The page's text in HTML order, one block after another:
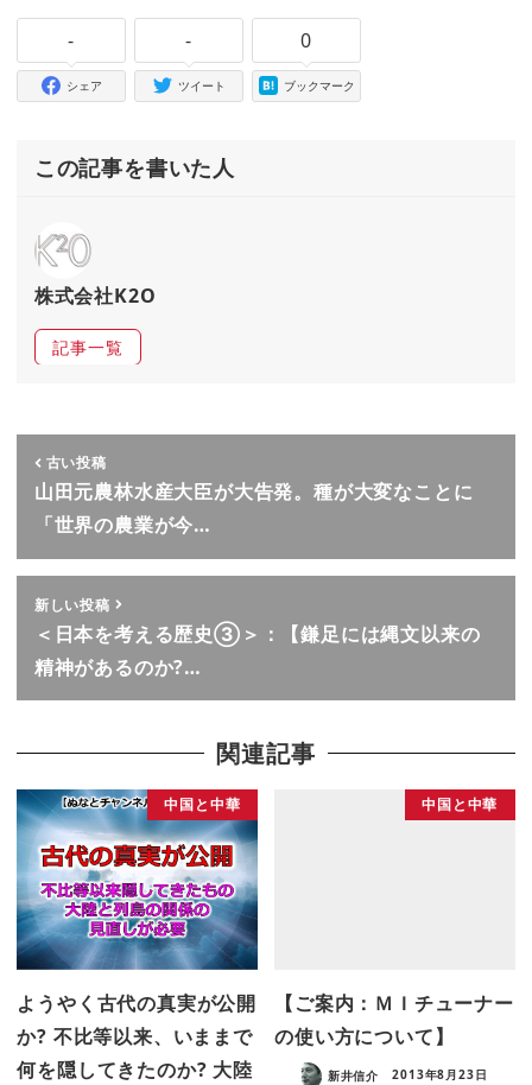
-
シェア
-
ツイート
0
ブックマーク
この記事を書いた人
株式会社K2O
記事一覧
古い投稿
山田元農林水産大臣が大告発。種が大変なことに
「世界の農業が今…
新しい投稿
＜日本を考える歴史③＞：【鎌足には縄文以来の
精神があるのか?…
関連記事
中国と中華
ようやく古代の真実が公開
か? 不比等以来、いままで
何を隠してきたのか? 大陸
中国と中華
【ご案内：ＭＩチューナー
の使い方について】
新井信介 2013年8月23日